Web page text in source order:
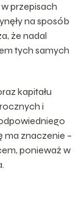
przepisach
na sposób
że nadal
tych samych
kapitału
i
ma znaczenie –
ponieważ w